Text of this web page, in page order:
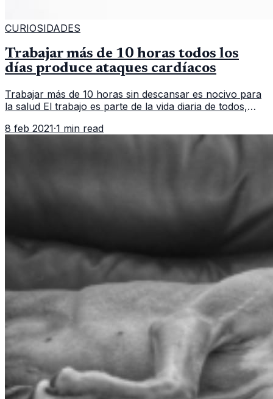
CURIOSIDADES
Trabajar más de 10 horas todos los
días produce ataques cardíacos
Trabajar más de 10 horas sin descansar es nocivo para
la salud El trabajo es parte de la vida diaria de todos,
sus casas. Sin
8 feb 2021·1 min read